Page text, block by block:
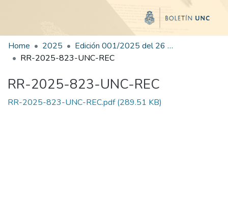
Home 2025
Edición 001/2025 del 26 de mayo de 2025
RR-2025-823-UNC-REC
RR-2025-823-UNC-REC
RR-2025-823-UNC-REC.pdf(289.51 KB)